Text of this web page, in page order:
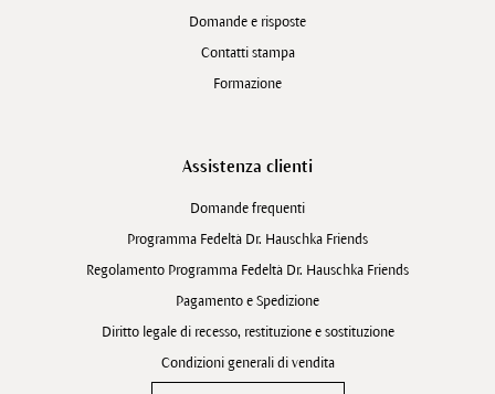
Domande e risposte
Contatti stampa
Formazione
Assistenza clienti
Domande frequenti
Programma Fedeltà Dr. Hauschka Friends
Regolamento Programma Fedeltà Dr. Hauschka Friends
Pagamento e Spedizione
Diritto legale di recesso, restituzione e sostituzione
Condizioni generali di vendita